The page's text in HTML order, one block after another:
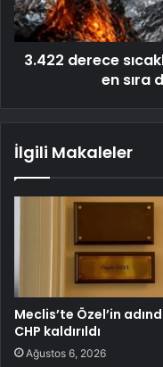
3.422 derece
en sıra
İlgili Makaleler
Meclis’te Özel’in
CHP kaldırıldı
Ağustos 6, 2026